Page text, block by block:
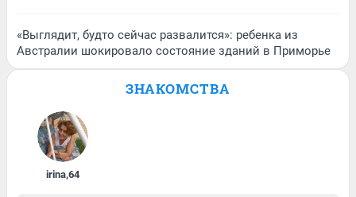
«Выглядит, будто сейчас развалится»: ребенка из
Австралии шокировало состояние зданий в Приморье
ЗНАКОМСТВА
irina,64